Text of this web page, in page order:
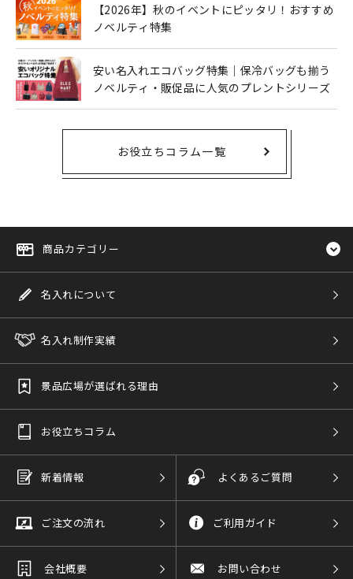
【2026年】秋のイベントにピッタリ！おすすめ
ノベルティ特集
安い名入れエコバッグ特集｜保冷バッグも揃う
ノベルティ・販促品に人気のプレントシリーズ
お役立ちコラム一覧
商品カテゴリー
名入れについて
名入れ制作実績
景品広場が選ばれる理由
お役立ちコラム
新着情報 よくあるご質問
ご注文の流れ ご利用ガイド
会社概要 お問い合わせ